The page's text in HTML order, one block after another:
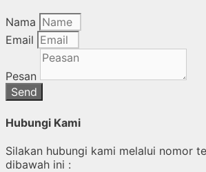
Nama
Email
Pesan
Send
Hubungi Kami
Silakan hubungi kami melalui nomor
dibawah ini :